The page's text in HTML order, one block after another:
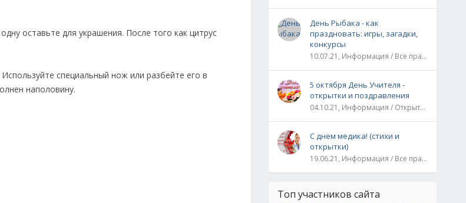
оставьте для украшения. После того как цитрус
специальный нож или разбейте его в
наполовину.
День Рыбака - как
праздновать: игры, загадки,
конкурсы
10.07.21, Информация / Все праздники
5 октября День Учителя -
открытки и поздравления
04.10.21, Информация / Открытки / Все праздники
С днем медика! (стихи и
открытки)
19.06.21, Информация / Все праздники
Топ участников сайта